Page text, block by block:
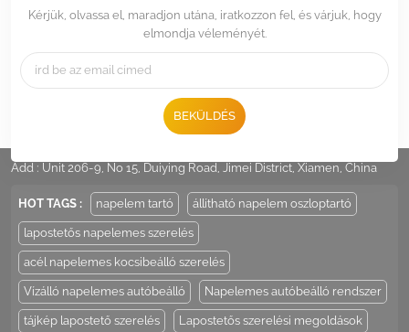
Kérjük, olvassa el, maradjon utána, iratkozzon fel, és várjuk, hogy
elmondja véleményét.
BEKÜLDÉS
Add : Unit 206-9, No 15, Duiying Road, Jimei District, Xiamen, China
HOT TAGS : napelem tartó állítható napelem oszloptartó
lapostetős napelemes szerelés
acél napelemes kocsibeálló szerelés
Vízálló napelemes autóbeálló Napelemes autóbeálló rendszer
tájkép lapostető szerelés Lapostetős szerelési megoldások